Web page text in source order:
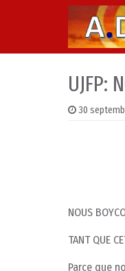
Skip to content
Main Navigation
UJFP:
30
NOUS
TANT QUE
Parce que